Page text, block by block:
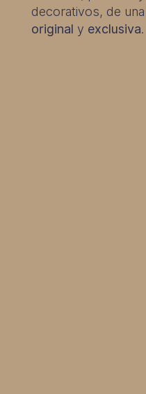
decorativos, de
original y exclusiva.